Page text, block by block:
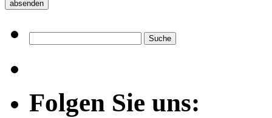
Folgen Sie uns: